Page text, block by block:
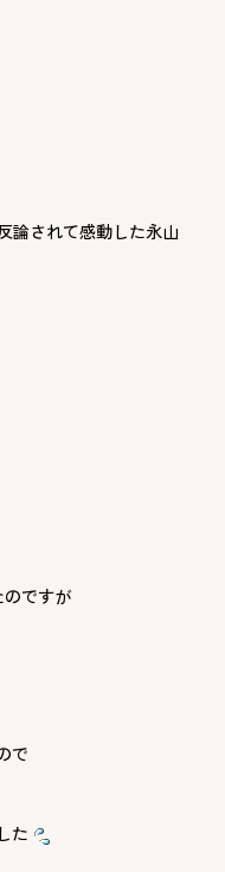
論されて感動した永山
のですが
で
た